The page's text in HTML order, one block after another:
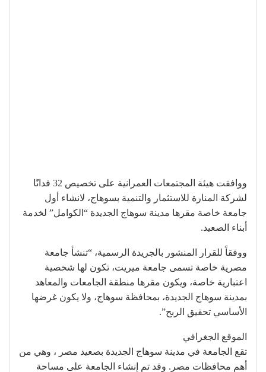
ووافقت هيئة المجتمعات العمرانية على تخصيص 32 فدانًا
لشركة المنارة للاستثمار والتنمية بسوهاج، لانشاء أول
جامعة خاصة مقرها مدينة سوهاج الجديدة “الكوامل” لخدمة
أبناء الصعيد.
ووفقاً للقرار المنشور بالجريدة الرسمية، “تنشأ جامعة
مصرية خاصة تسمى جامعة ميريت، تكون لها شخصية
اعتبارية خاصة، ويكون مقرها منطقة الجامعات والمعاهد
بمدينة سوهاج الجديدة، بمحافظة سوهاج، ولا يكون غرضها
الأساسي تحقيق الربح”.
الموقع الجغرافي
تقع الجامعة في مدينة سوهاج الجديدة بصعيد مصر ، وهي من
أهم محافظات مصر. وقد تم إنشاء الجامعة على مساحة